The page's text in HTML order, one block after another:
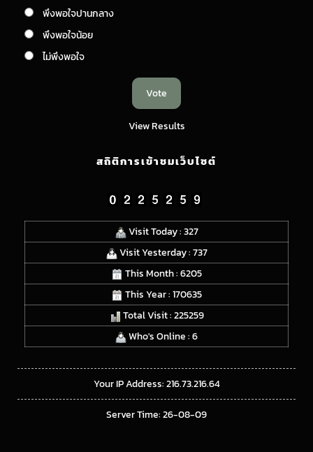
พึงพอใจปานกลาง
พึงพอใจน้อย
ไม่พึงพอใจ
View Results
สถิติการเข้าชมเว็บไซต์
Visit Today : 327
Visit Yesterday : 737
This Month : 6205
This Year : 170635
Total Visit : 225259
Who's Online : 6
Your IP Address: 216.73.216.64
Server Time: 26-08-09